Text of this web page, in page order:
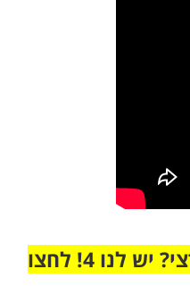
מחוברים רק לקבוצת ווטסאפ אחת מבית מוקד תהילים ארצי? יש לנו 4! לחצו